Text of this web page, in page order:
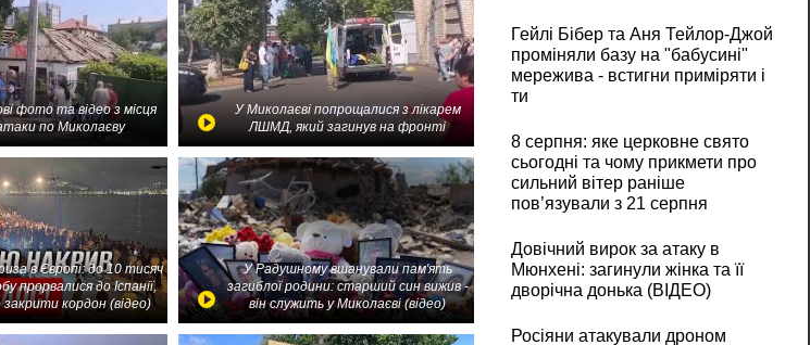
фото та відео з місця
атаки по Миколаєву
У Миколаєві попрощалися з лікарем
ЛШМД, який загинув на фронті
в Європі: до 10 тисяч
прорвалися до Іспанії,
закрити кордон (відео)
У Радушному вшанували пам'ять
загиблої родини: старший син вижив -
він служить у Миколаєві (відео)
Гейлі Бібер та Аня Тейлор-Джой
проміняли базу на "бабусині"
мережива - встигни приміряти і
ти
8 серпня: яке церковне свято
сьогодні та чому прикмети про
сильний вітер раніше
пов’язували з 21 серпня
Довічний вирок за атаку в
Мюнхені: загинули жінка та її
дворічна донька (ВІДЕО)
Росіяни атакували дроном